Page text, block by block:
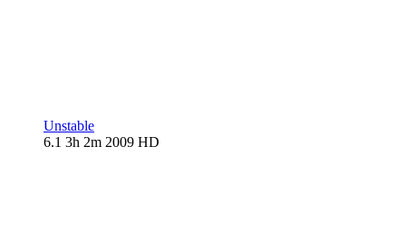
Unstable
6.1 3h 2m 2009 HD